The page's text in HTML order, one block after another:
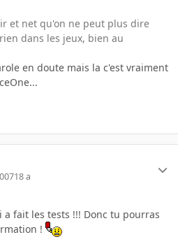
et net qu'on ne peut plus dire
dans les jeux, bien au
en doute mais la c'est vraiment
18 a
a fait les tests !!! Donc tu pourras
!